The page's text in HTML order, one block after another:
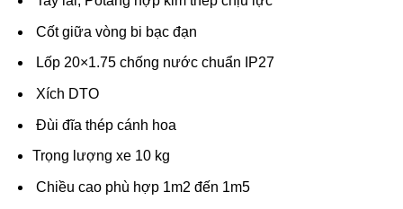
Tay lái, Potang hợp kim thép chịu lực
Cốt giữa vòng bi bạc đạn
Lốp 20×1.75 chống nước chuẩn IP27
Xích DTO
Đùi đĩa thép cánh hoa
Trọng lượng xe 10 kg
Chiều cao phù hợp 1m2 đến 1m5